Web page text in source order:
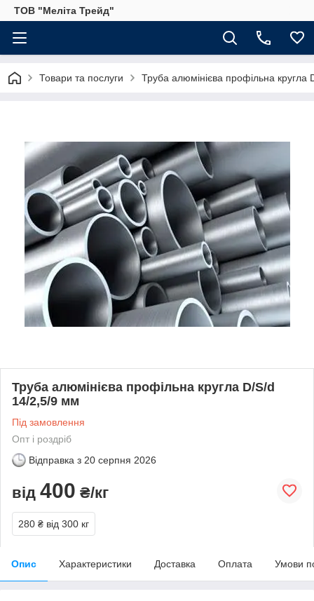
ТОВ "Меліта Трейд"
Товари та послуги Труба алюмінієва профільна
Труба алюмінієва профільна кругла D/S/d
14/2,5/9 мм
Під замовлення
Опт і роздріб
Відправка з 20 серпня 2026
від 400 ₴/кг
280 ₴ від 300 кг
Опис Характеристики Доставка Оплата Умови